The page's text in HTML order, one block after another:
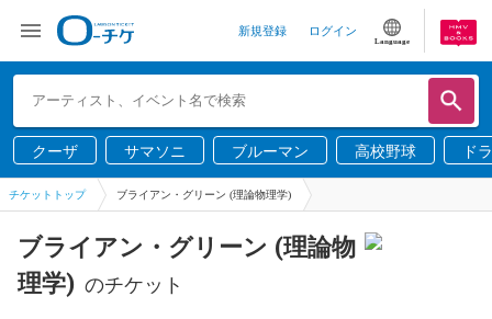
新規登録 ログイン
Language
クーザ サマソニ ブルーマン 高校野球 ド
チケットトップ ブライアン・グリーン (理論物理学)
ブライアン・グリーン (理論物
理学) のチケット